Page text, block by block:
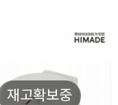
재고확보중